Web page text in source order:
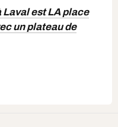
Laval est LA place
un plateau de